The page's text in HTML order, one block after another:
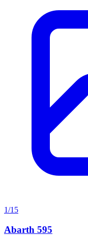
1/15
Abarth 595